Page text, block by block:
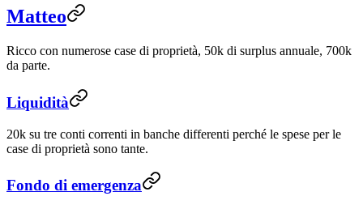
Matteo
Ricco con numerose case di proprietà, 50k di surplus annuale, 700k
da parte.
Liquidità
20k su tre conti correnti in banche differenti perché le spese per le
case di proprietà sono tante.
Fondo di emergenza